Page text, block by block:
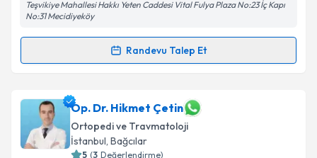
Teşvikiye Mahallesi Hakkı Yeten Caddesi Vital Fulya Plaza No:23 İç Kapı
No:31 Mecidiyeköy
Randevu Talep Et
Randevu Takvimi Talebi
Op. Dr. Salih Şentürk için randevu takvimi talebi
oluşturun. Size bu uzmandan randevu almanız için bir
takvim hazırlandığında e-posta ile bilgilendireceğiz.
Op. Dr. Hikmet Çetin
Ortopedi ve Travmatoloji
İstanbul, Bağcılar
5 (3 Değerlendirme)